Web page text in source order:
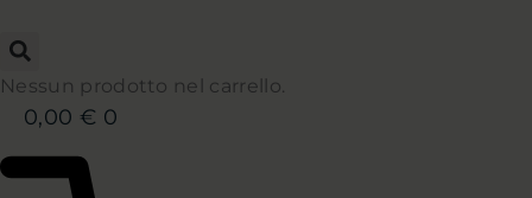
Nessun prodotto nel carrello.
0,00 € 0